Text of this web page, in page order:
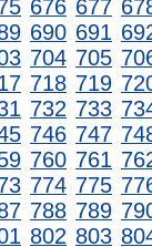
676 677
690 691
704 705
718 719
732 733
746 747
760 761
774 775
788 789
802 803